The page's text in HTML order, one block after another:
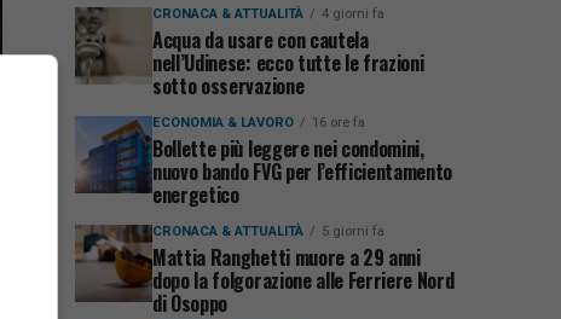
CRONACA & ATTUALITÀ 4 giorni fa
Acqua da usare con cautela
nell’Udinese: ecco tutte le frazioni
sotto osservazione
ECONOMIA & LAVORO 16 ore fa
Bollette più leggere nei condomini,
nuovo bando FVG per l’efficientamento
energetico
CRONACA & ATTUALITÀ 5 giorni fa
Mattia Ranghetti muore a 29 anni
dopo la folgorazione alle Ferriere Nord
di Osoppo